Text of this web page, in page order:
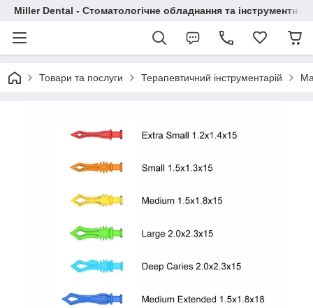
Miller Dental - Стоматологічне обладнання та інструменти
Товари та послуги Терапевтичний інструментарій